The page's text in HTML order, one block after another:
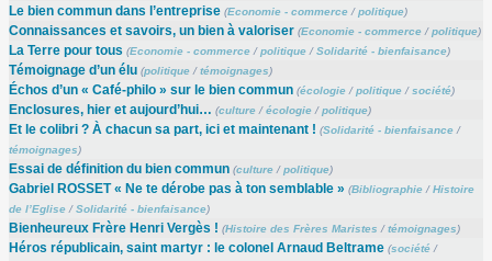
Le bien commun dans l’entreprise (Economie - commerce/politique)
Connaissances et savoirs, un bien à valoriser (Economie - commerce/politique)
La Terre pour tous (Economie - commerce/politique/Solidarité - bienfaisance)
Témoignage d’un élu (politique/témoignages)
Échos d’un « Café-philo » sur le bien commun (écologie/politique/société)
Enclosures, hier et aujourd’hui… (culture/écologie/politique)
Et le colibri ? À chacun sa part, ici et maintenant ! (Solidarité - bienfaisance/
témoignages)
Essai de définition du bien commun (culture/politique)
Gabriel ROSSET « Ne te dérobe pas à ton semblable » (Bibliographie/Histoire
de l’Eglise/Solidarité - bienfaisance)
Bienheureux Frère Henri Vergès ! (Histoire des Frères Maristes /témoignages)
Héros républicain, saint martyr : le colonel Arnaud Beltrame (société/